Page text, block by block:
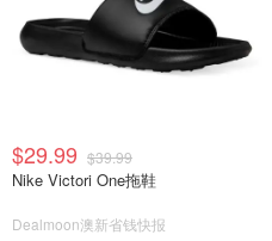
$29.99 $39.99
Nike Victori One拖鞋
Dealmoon澳新省钱快报